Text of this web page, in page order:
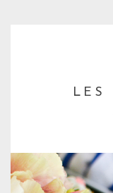
LES